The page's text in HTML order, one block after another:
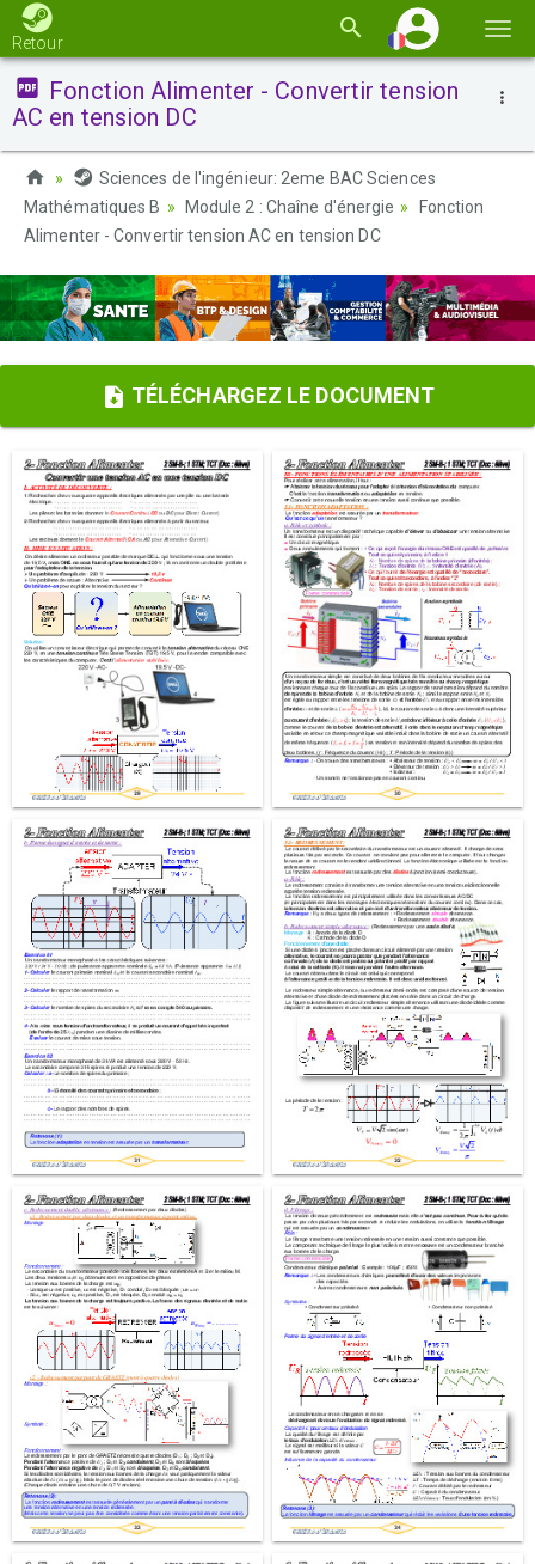
la
Retour
Fonction Alimenter - Convertir tension
AC en tension DC
Sciences de l'ingénieur: 2eme BAC Sciences
Mathématiques B
Module 2 : Chaîne d'énergie
Fonction
Alimenter - Convertir tension AC en tension DC
TÉLÉCHARGEZ LE DOCUMENT